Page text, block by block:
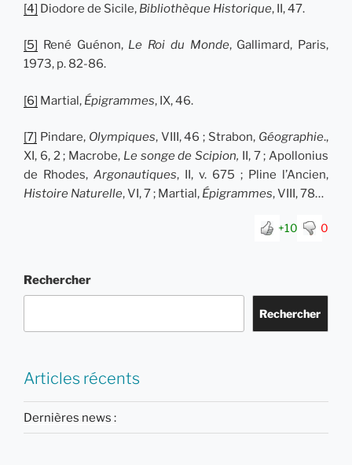
[4] Diodore de Sicile, Bibliothèque Historique, II, 47.
[5] René Guénon, Le Roi du Monde, Gallimard, Paris,
1973, p. 82-86.
[6] Martial, Épigrammes, IX, 46.
[7] Pindare, Olympiques, VIII, 46 ; Strabon, Géographie.,
XI, 6, 2 ; Macrobe, Le songe de Scipion, II, 7 ; Apollonius
de Rhodes, Argonautiques, II, v. 675 ; Pline l’Ancien,
Histoire Naturelle, VI, 7 ; Martial, Épigrammes, VIII, 78…
+10 0
Rechercher
Rechercher
Articles récents
Dernières news :